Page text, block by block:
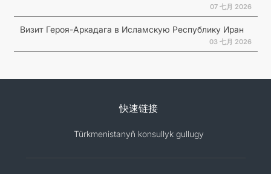
07 七月 2026
Визит Героя-Аркадага в Исламскую Республику Иран
03 七月 2026
快速链接
Türkmenistanyň konsullyk gullugy